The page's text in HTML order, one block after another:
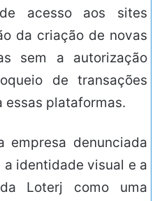
acesso aos sites
da criação de novas
sem a autorização
de transações
essas plataformas.
empresa denunciada
identidade visual e a
Loterj como uma